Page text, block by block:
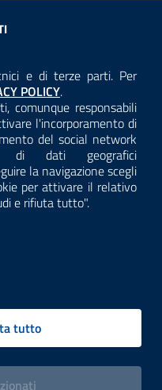
e di terze parti. Per
la
POLICY.
comunque responsabili
l'incorporamento di
del social network
di dati geografici
la navigazione scegli
per attivare il relativo
e rifiuta tutto".
tutto
riferimento al regolamento
pagina